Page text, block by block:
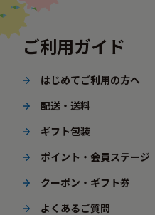
ご利用ガイド
はじめてご利用の方へ
配送・送料
ギフト包装
ポイント・会員ステージ
クーポン・ギフト券
よくあるご質問